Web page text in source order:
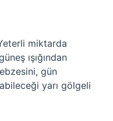
miktarda
ışığından
gün
yarı gölgeli